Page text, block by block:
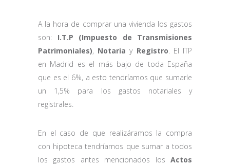
A la hora de comprar una vivienda los gastos
son: I.T.P (Impuesto de Transmisiones
Patrimoniales), Notaria y Registro . El ITP
en Madrid es el más bajo de toda España
que es el 6%, a esto tendríamos que sumarle
un 1,5% para los gastos notariales y
registrales.
En el caso de que realizáramos la compra
con hipoteca tendríamos que sumar a todos
los gastos antes mencionados los Actos